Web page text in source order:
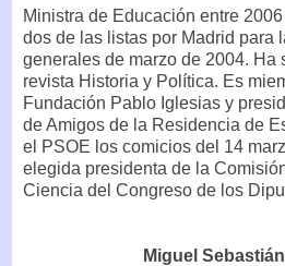
Ministra de Educación entre
dos de las listas por Madrid para
generales de marzo de 2004. Ha
revista Historia y Política. Es
Fundación Pablo Iglesias y
de Amigos de la Residencia de
el PSOE los comicios del 14
elegida presidenta de la
Ciencia del Congreso de los
Miguel